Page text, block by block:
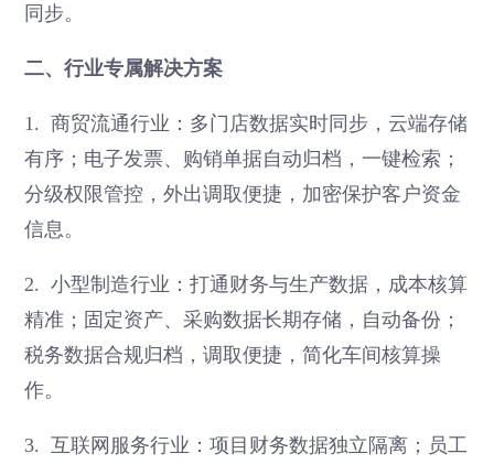
同步。
二、行业专属解决方案
1. 商贸流通行业：多门店数据实时同步，云端存储
有序；电子发票、购销单据自动归档，一键检索；
分级权限管控，外出调取便捷，加密保护客户资金
信息。
2. 小型制造行业：打通财务与生产数据，成本核算
精准；固定资产、采购数据长期存储，自动备份；
税务数据合规归档，调取便捷，简化车间核算操
作。
3. 互联网服务行业：项目财务数据独立隔离；员工